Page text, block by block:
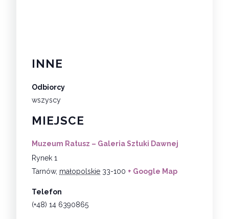
MIEJSCE
Muzeum Ratusz – Galeria Sztuki Dawnej
Rynek 1
Tarnów, małopolskie 33-100 + Google Map
Telefon
(+48) 14 6390865
INNE
Odbiorcy
wszyscy